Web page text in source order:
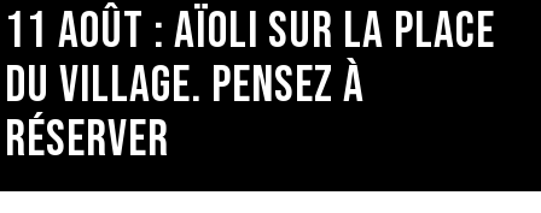
11 AOÛT : AÏOLI SUR LA PLACE
DU VILLAGE. PENSEZ À
RÉSERVER